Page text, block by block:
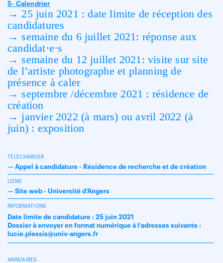
5- Calendrier
→ 25 juin 2021 : date limite de réception des
candidatures
→ semaine du 6 juillet 2021: réponse aux
candidat·e·s
→ semaine du 12 juillet 2021: visite sur site
de l’artiste photographe et planning de
présence à caler
→ septembre /décembre 2021 : résidence de
création
→ janvier 2022 (à mars) ou avril 2022 (à
juin) : exposition
TÉLÉCHARGER
— Appel à candidature - Résidence de recherche et de création
LIENS
— Site web - Université d'Angers
INFORMATIONS
Date limite de candidature : 25 juin 2021
Dossier à envoyer en format numérique à l’adresses suivante :
lucie.plessis@univ-angers.fr
ANNUAIRES